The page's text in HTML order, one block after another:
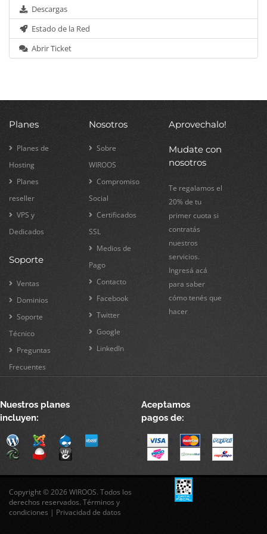
Descargas
Estado de la Red
Abrir Ticket
Planes
Planes de
Hosting
Planes
reseller
VPS y
Dedicados
Soporte
Ventas
Dominios
Soporte
Técnico
Preguntas
Frecuentes
Nosotros
Sobre
WIROOS
Compromiso
Social
Certificados
SSL
Medios de
Pago
Contacto
Facebook
Twitter
Google
LinkedIn
Aprovechalo!
Mudate con
nosotros
Te regalamos el
20% de tu
primer cuota si
contratás
nuestros
servicios.
Ingresá acá
para saber
cómo tenés que
hacer
Nuestros planes
incluyen:
Aceptamos
pagos de:
Copyright © 2026 WIROOS. Todos los
derechos reservados. Términos y
condiciones | Privacidad de datos